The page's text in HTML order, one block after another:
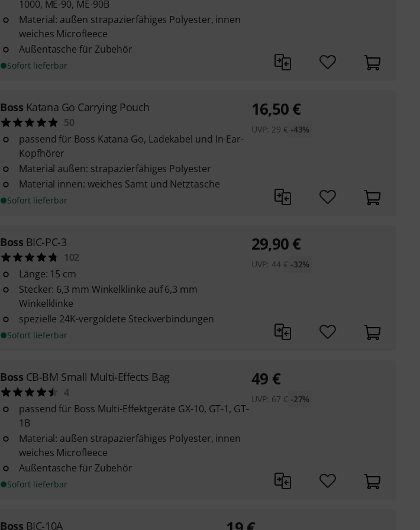
1000, ME-90, ME-90B
Material: außen strapazierfähiges Polyester, innen
weiches Microfleece
Außentasche für Zubehör
Sofort lieferbar
Boss Katana Go Carrying Pouch
50
passend für Boss Katana Go, Ladekabel und In-Ear-
Kopfhörer
Material außen: strapazierfähiges Polyester
Material innen: weiches Samt und Netztasche
Sofort lieferbar
16,50€
UVP: 29 € -43%
Boss BIC-PC-3
102
Länge: 15 cm
Stecker: 6,3 mm Winkelklinke auf 6,3 mm
Winkelklinke
spezielle 24K-vergoldete Steckverbindungen
Sofort lieferbar
29,90€
UVP:44 € -32%
Boss CB-BM Small Multi-Effects Bag
4
passend für Boss Multi-Effektgeräte GX-10, GT-1, GT-
1B
Material: außen strapazierfähiges Polyester, innen
weiches Microfleece
Außentasche für Zubehör
Sofort lieferbar
49 €
UVP: 67 € -27%
Boss BIC-10A